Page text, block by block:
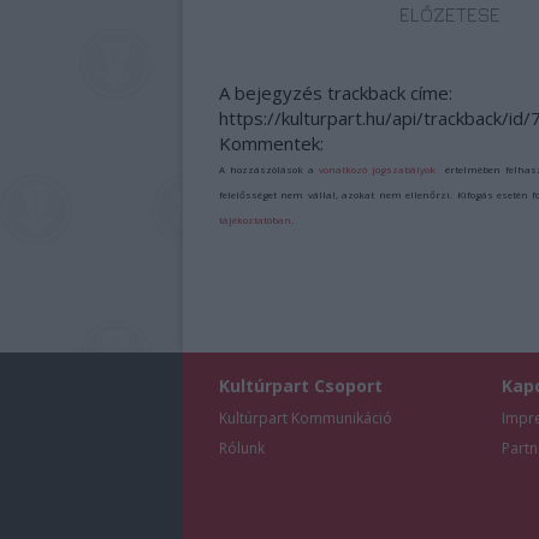
ELŐZETESE
A bejegyzés trackback címe:
https://kulturpart.hu/api/trackback/id/
Kommentek:
A hozzászólások avonatkozó jogszabályok értelmében
felelősséget nem vállal, azokat nem ellenőrzi. Kifogás esetén
tájékoztatóban
Kultúrpart Csoport
Kultúrpart Kommunikáció
Rólunk